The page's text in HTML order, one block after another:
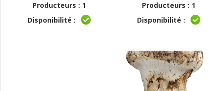
Producteurs : 1
Disponibilité :
Producteurs : 1
Disponibilité :